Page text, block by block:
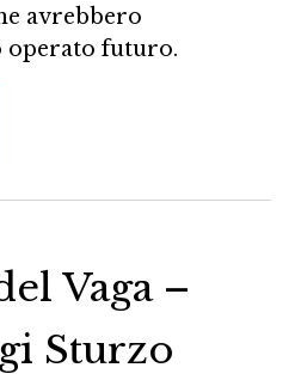
avrebbero
operato futuro.
Vaga –
Sturzo